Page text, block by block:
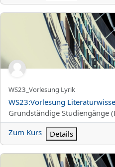
WS23:Vorlesung
Kurzer Kursname
WS23_Vorlesung Lyrik
Kursname
WS23:Vorlesung
Kursbereich
Grundständige Studiengänge
Zum Kurs
Details
WS23:Vorlesung Aufbaumodul